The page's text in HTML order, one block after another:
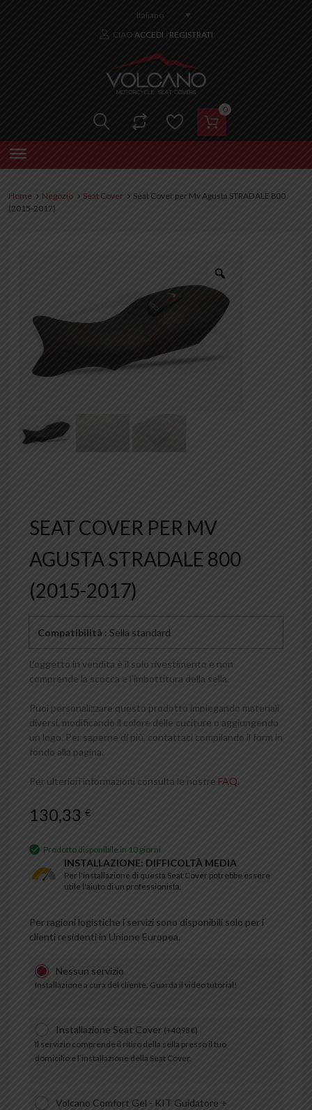
Italiano
CIAO ACCEDI | REGISTRATI
0
Home Negozio Seat Cover
Seat Cover per Mv Agusta STRADALE 800
(2015-2017)
SEAT COVER PER MV
AGUSTA STRADALE 800
(2015-2017)
Compatibilità : Sella standard
L’oggetto in vendita è il solo rivestimento e non
comprende la scocca e l’imbottitura della sella.
Puoi personalizzare questo prodotto impiegando materiali
diversi, modificando il colore delle cuciture o aggiungendo
un logo. Per saperne di più, contattaci compilando il form in
fondo alla pagina.
Per ulteriori informazioni consulta le nostre FAQ.
130,33 €
Prodotto disponibile in 10 giorni
INSTALLAZIONE: DIFFICOLTÀ MEDIA
Per l'installazione di questa Seat Cover potrebbe essere
utile l'aiuto di un professionista.
Per ragioni logistiche i servizi sono disponibili solo per i
clienti residenti in Unione Europea.
Nessun servizio
Installazione a cura del cliente. Guarda il video tutorial!
Installazione Seat Cover ( +40,98€)
Il servizio comprende il ritiro della sella presso il tuo
domicilio e l’installazione della Seat Cover.
Volcano Comfort Gel - KIT Guidatore +